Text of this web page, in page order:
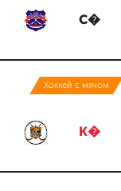
С�
Хоккей с мячом
К�